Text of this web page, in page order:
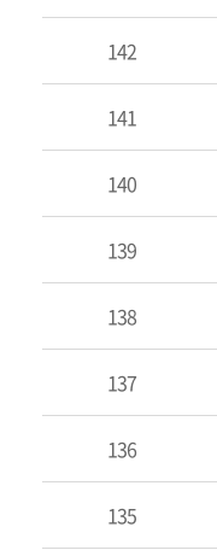
실
142
141
140
139
138
137
136
135